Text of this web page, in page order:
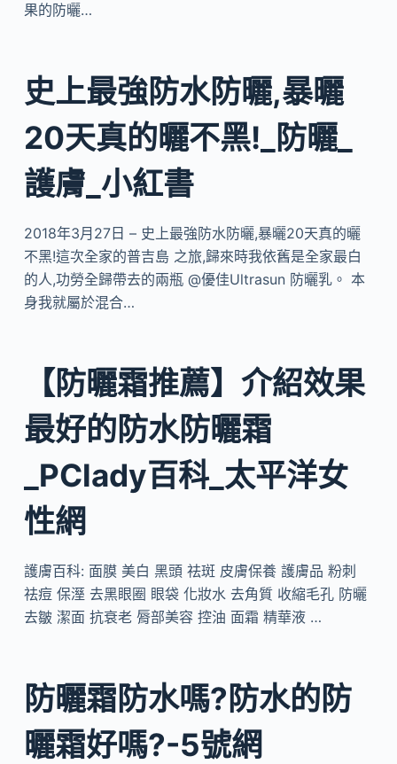
果的防曬…
史上最強防水防曬,暴曬
20天真的曬不黑!_防曬_
護膚_小紅書
2018年3月27日 – 史上最強防水防曬,暴曬20天真的曬
不黑!這次全家的普吉島 之旅,歸來時我依舊是全家最白
的人,功勞全歸帶去的兩瓶 @優佳Ultrasun 防曬乳。 本
身我就屬於混合…
【防曬霜推薦】介紹效果
最好的防水防曬霜
_PClady百科_太平洋女
性網
護膚百科: 面膜 美白 黑頭 祛斑 皮膚保養 護膚品 粉刺
祛痘 保溼 去黑眼圈 眼袋 化妝水 去角質 收縮毛孔 防曬
去皺 潔面 抗衰老 脣部美容 控油 面霜 精華液 …
防曬霜防水嗎?防水的防
曬霜好嗎?-5號網